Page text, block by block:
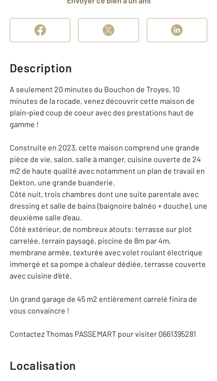
Description
A seulement 20 minutes du Bouchon de Troyes, 10
minutes de la rocade, venez découvrir cette maison de
plain-pied coup de coeur avec des prestations haut de
gamme !
Construite en 2023, cette maison comprend une grande
pièce de vie, salon, salle à manger, cuisine ouverte de 24
m2 de haute qualité avec notamment un plan de travail en
Dekton, une grande buanderie.
Côté nuit, trois chambres dont une suite parentale avec
dressing et salle de bains (baignoire balnéo + douche), une
deuxième salle d'eau.
Côté extérieur, de nombreux atouts: terrasse sur plot
carrelée, terrain paysagé, piscine de 8m par 4m,
membrane armée, texturée avec volet roulant électrique
immergé et sa pompe à chaleur dédiée, terrasse couverte
avec cuisine d'été.
Un grand garage de 45 m2 entièrement carrelé finira de
vous convaincre !
Contactez Thomas PASSEMART pour visiter 0661395281
Localisation